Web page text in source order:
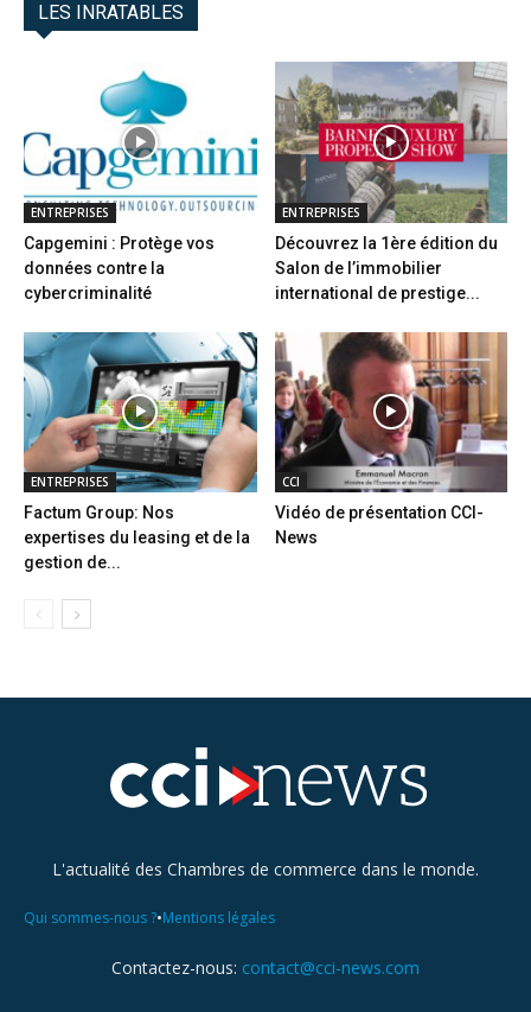
LES INRATABLES
ENTREPRISES
Capgemini : Protège vos
données contre la
cybercriminalité
ENTREPRISES
Découvrez la 1ère édition du
Salon de l’immobilier
international de prestige...
ENTREPRISES
Factum Group: Nos
expertises du leasing et de la
gestion de...
CCI
Vidéo de présentation CCI-
News
L'actualité des Chambres de commerce dans le monde.
Qui sommes-nous ?•Mentions légales
Contactez-nous: contact@cci-news.com